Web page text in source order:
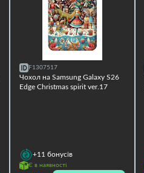
F1307517
Чохол на Samsung Galaxy S26
Edge Christmas spirit ver.17
+11 бонусів
Є в наявності